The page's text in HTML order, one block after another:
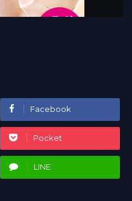
Facebook
Pocket
LINE